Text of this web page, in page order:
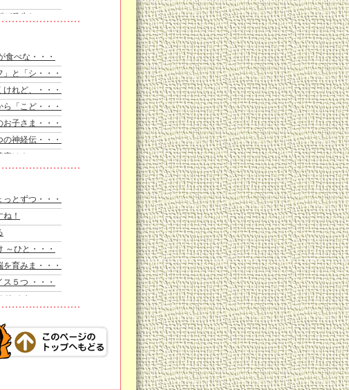
です。
いようにし
えましょ
。
きもしても
血糖値がす
りし、食事
発生し・・・
の大切さ～
いてのQ＆A
ンから3・・・
おうち」・・・
」が９月・・・
防
３つの「・・・
大切なお知らせ
の注意点
のきほん」
いために
上での・・・
んの生活・・・
しています！
対策
予防
め
食べな・・・
と「シ・・・
れど、・・・
「こど・・・
子さま・・・
神経伝・・・
は？
・・・
防を！ ・・・
しょう！
ついて考えます
アドバイス
的にアッ・・・
～～「・・・
を摂らせる工夫
する工夫・・・
とずつ・・・
！
～ひと・・・
を育みま・・・
５つ ・・・
バイス・・・
バイス
イス
け ～・・・